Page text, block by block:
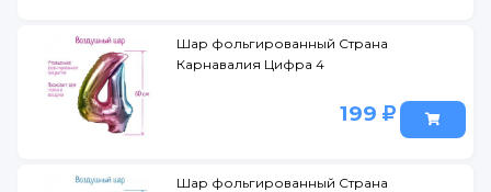
Шар фольгированный Страна
Карнавалия Цифра 4
199
Шар фольгированный Страна